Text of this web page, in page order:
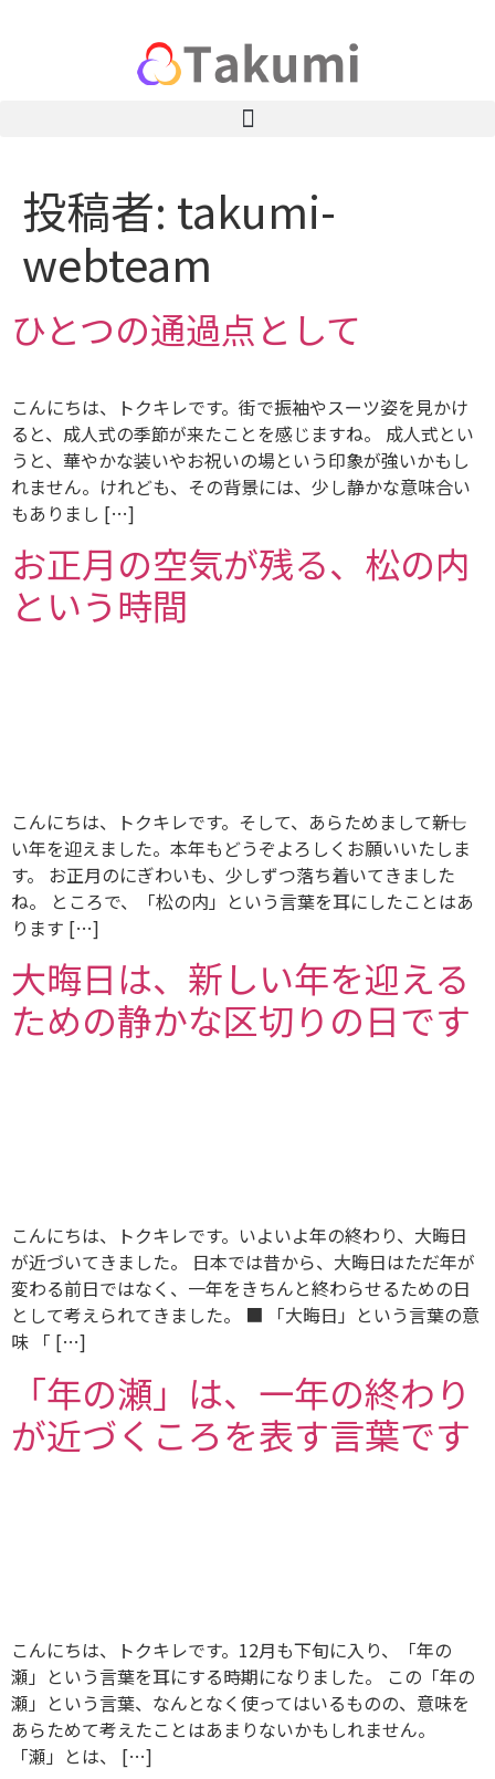
投稿者: takumi-
webteam
ひとつの通過点として
こんにちは、トクキレです。街で振袖やスーツ姿を見かけ
ると、成人式の季節が来たことを感じますね。 成人式とい
うと、華やかな装いやお祝いの場という印象が強いかもし
れません。けれども、その背景には、少し静かな意味合い
もありまし […]
お正月の空気が残る、松の内
という時間
こんにちは、トクキレです。そして、あらためまして――新し
い年を迎えました。本年もどうぞよろしくお願いいたしま
す。 お正月のにぎわいも、少しずつ落ち着いてきました
ね。 ところで、「松の内」という言葉を耳にしたことはあ
ります […]
大晦日は、新しい年を迎える
ための静かな区切りの日です
こんにちは、トクキレです。いよいよ年の終わり、大晦日
が近づいてきました。 日本では昔から、大晦日はただ年が
変わる前日ではなく、一年をきちんと終わらせるための日
として考えられてきました。 ■ 「大晦日」という言葉の意
味 「 […]
「年の瀬」は、一年の終わり
が近づくころを表す言葉です
こんにちは、トクキレです。12月も下旬に入り、「年の
瀬」という言葉を耳にする時期になりました。 この「年の
瀬」という言葉、なんとなく使ってはいるものの、意味を
あらためて考えたことはあまりないかもしれません。
「瀬」とは、 […]